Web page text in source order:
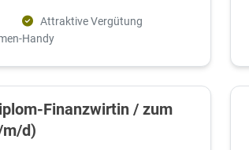
Attraktive Vergütung
Handy
Finanzwirtin / zum
d)